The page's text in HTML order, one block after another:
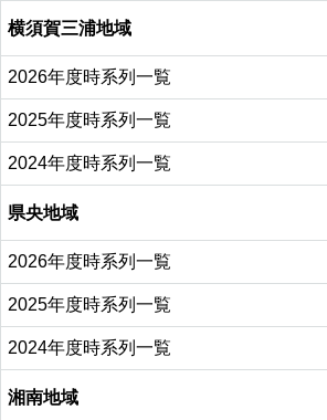
横須賀三浦地域
2026年度時系列一覧
2025年度時系列一覧
2024年度時系列一覧
県央地域
2026年度時系列一覧
2025年度時系列一覧
2024年度時系列一覧
湘南地域